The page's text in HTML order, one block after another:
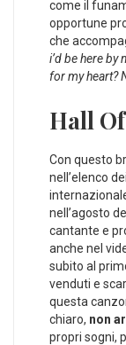
come il
opportune
che
i’d be here by
for my heart?
Hall
Con questo
nell’elenco
nell’agosto
cantante e
anche nel
subito al
venduti e
questa
chiaro, non
propri sogni,